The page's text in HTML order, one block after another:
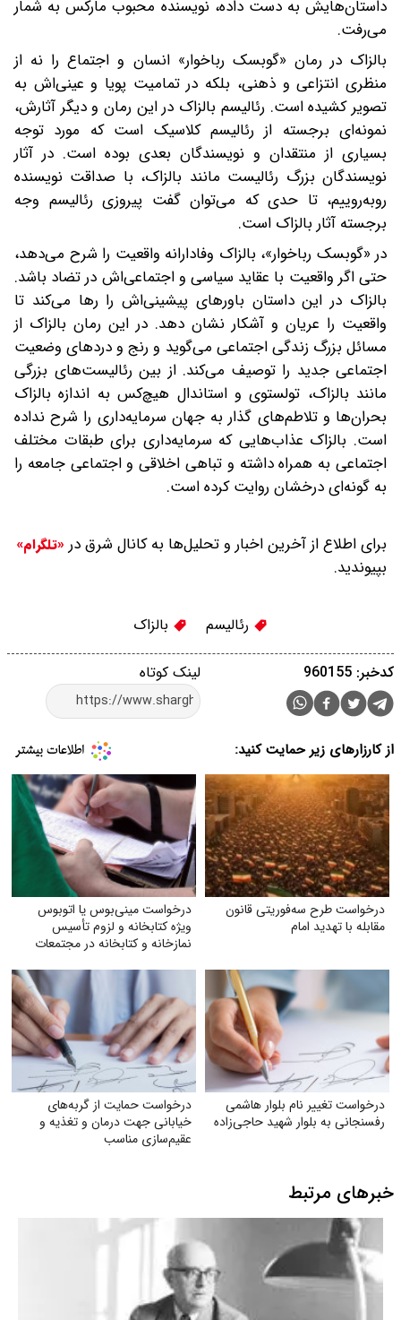
داستان‌هایش به دست داده، نویسنده محبوب مارکس به شمار
می‌رفت.
بالزاک در رمان «گوبسک رباخوار» انسان و اجتماع را نه از
منظری انتزاعی و ذهنی، بلکه در تمامیت پویا و عینی‌‌اش به
تصویر کشیده است. رئالیسم بالزاک در این رمان و دیگر آثارش،
نمونه‌ای برجسته از رئالیسم کلاسیک است که مورد توجه
بسیاری از منتقدان و نویسندگان بعدی بوده است. در آثار
نویسندگان بزرگ رئالیست مانند بالزاک، با صداقت نویسنده
روبه‌روییم، تا حدی که می‌توان گفت پیروزی رئالیسم وجه
برجسته آثار بالزاک است.
در «گوبسک رباخوار»، بالزاک وفادارانه واقعیت را شرح می‌دهد،
حتی اگر واقعیت با عقاید سیاسی و اجتماعی‌اش در تضاد باشد.
بالزاک در این داستان باورهای پیشینی‌اش را رها می‌کند تا
واقعیت را عریان و آشکار نشان دهد. در این رمان بالزاک از
مسائل بزرگ زندگی اجتماعی می‌گوید و رنج و دردهای وضعیت
اجتماعی جدید را توصیف می‌کند. از بین رئالیست‌های بزرگی
مانند بالزاک، تولستوی و استاندال هیچ‌کس به اندازه بالزاک
بحران‌ها و تلاطم‌های گذار به جهان سرمایه‌داری را شرح نداده
است. بالزاک عذاب‌هایی که سرمایه‌داری برای طبقات مختلف
اجتماعی به همراه داشته و تباهی اخلاقی و اجتماعی جامعه را
به گونه‌ای درخشان روایت کرده است.
برای اطلاع از آخرین اخبار و تحلیل‌ها به کانال شرق در «تلگرام»
بپیوندید.
رئالیسم بالزاک
لینک کوتاه کدخبر: 960155
از کارزارهای زیر حمایت کنید:
درخواست طرح سه‌فوریتی قانون
مقابله با تهدید امام
درخواست مینی‌بوس یا اتوبوس
ویژه کتابخانه و لزوم تأسیس
نمازخانه و کتابخانه در مجتمعات
درخواست تغییر نام بلوار هاشمی
رفسنجانی به بلوار شهید حاجی‌زاده
درخواست حمایت از گربه‌های
خیابانی جهت درمان و تغذیه و
عقیم‌سازی مناسب
خبرهای مرتبط